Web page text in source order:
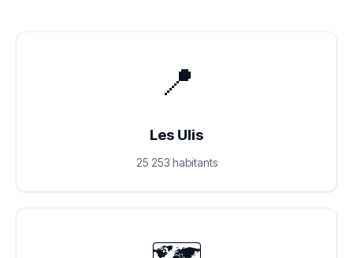
📍
Les Ulis
25 253 habitants